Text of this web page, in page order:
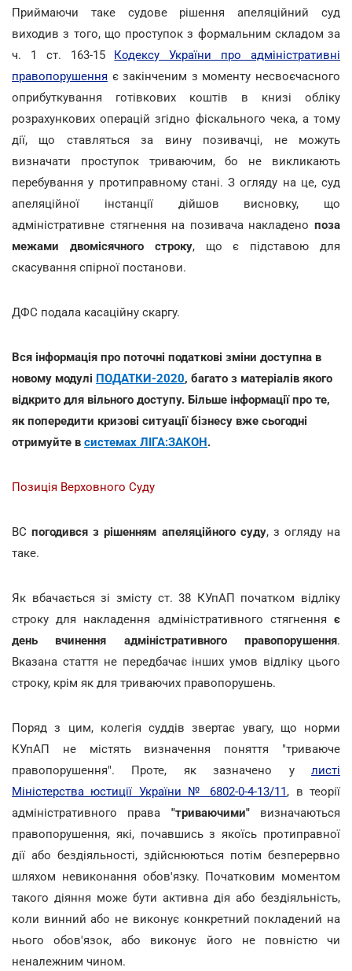
Приймаючи таке судове рішення апеляційний суд
виходив з того, що проступок з формальним складом за
ч. 1 ст. 163-15 Кодексу України про адміністративні
правопорушення є закінченим з моменту несвоєчасного
оприбуткування готівкових коштів в книзі обліку
розрахункових операцій згідно фіскального чека, а тому
дії, що ставляться за вину позивачці, не можуть
визначати проступок триваючим, бо не викликають
перебування у протиправному стані. З огляду на це, суд
апеляційної інстанції дійшов висновку, що
адміністративне стягнення на позивача накладено поза
межами двомісячного строку, що є підставою для
скасування спірної постанови.
ДФС подала касаційну скаргу.
Вся інформація про поточні податкові зміни доступна в
новому модулі ПОДАТКИ-2020, багато з матеріалів якого
відкрито для вільного доступу. Більше інформації про те,
як попередити кризові ситуації бізнесу вже сьогодні
отримуйте в системах ЛІГА:ЗАКОН.
Позиція Верховного Суду
ВСпогодився з рішенням апеляційного суду, з огляду на
таке.
Як вбачається зі змісту ст. 38 КУпАП початком відліку
строку для накладення адміністративного стягнення є
день вчинення адміністративного правопорушення.
Вказана стаття не передбачає інших умов відліку цього
строку, крім як для триваючих правопорушень.
Поряд з цим, колегія суддів звертає увагу, що норми
КУпАП не містять визначення поняття "триваюче
правопорушення". Проте, як зазначено у листі
Міністерства юстиції України № 6802-0-4-13/11, в теорії
адміністративного права "триваючими"визначаються
правопорушення, які, почавшись з якоїсь протиправної
дії або бездіяльності, здійснюються потім безперервно
шляхом невиконання обов'язку. Початковим моментом
такого діяння може бути активна дія або бездіяльність,
коли винний або не виконує конкретний покладений на
нього обов'язок, або виконує його не повністю чи
неналежним чином.